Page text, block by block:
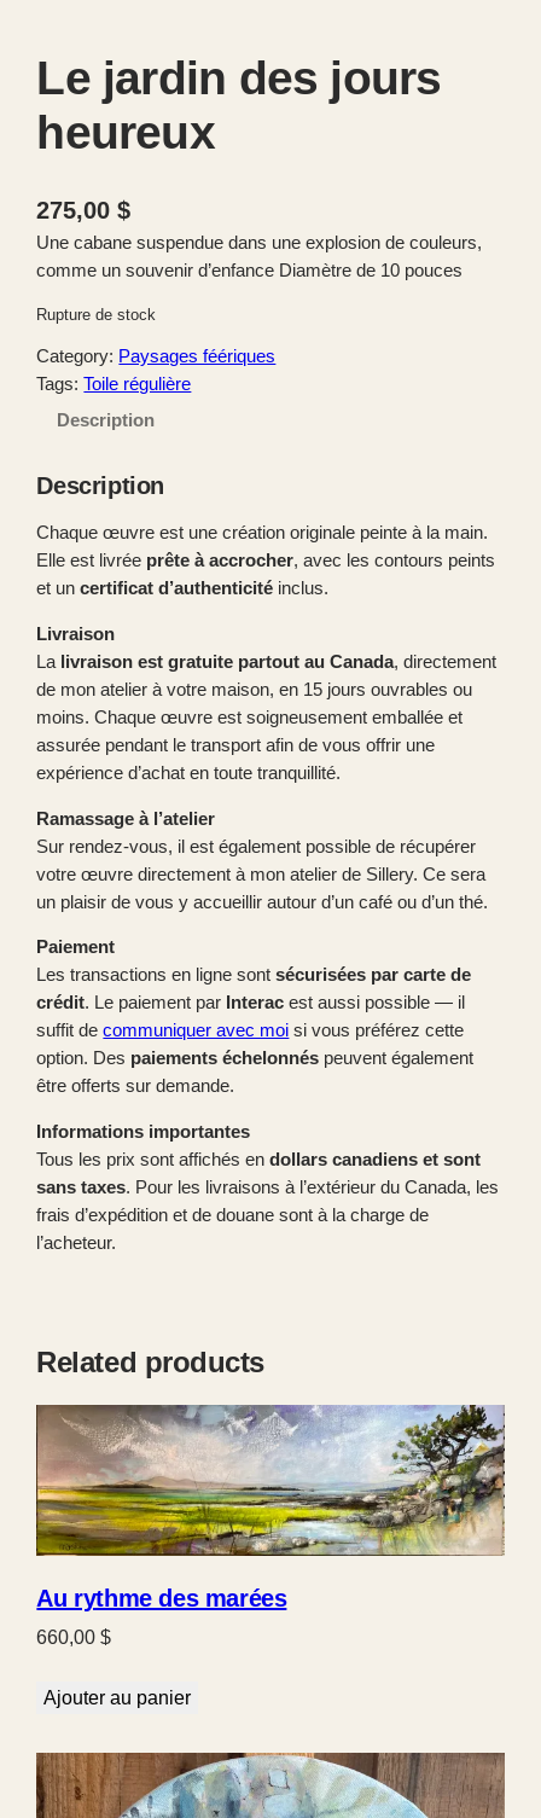
Le jardin des jours
heureux
275,00$
Une cabane suspendue dans une explosion de couleurs,
comme un souvenir d’enfance Diamètre de 10 pouces
Rupture de stock
Category: Paysages féériques
Tags:Toile régulière
Description
Description
Chaque œuvre est une création originale peinte à la main.
Elle est livrée prête à accrocher, avec les contours peints
et uncertificat d’authenticité inclus.
Livraison
La livraison est gratuite partout au Canada, directement
de mon atelier à votre maison, en 15 jours ouvrables ou
moins. Chaque œuvre est soigneusement emballée et
assurée pendant le transport afin de vous offrir une
expérience d’achat en toute tranquillité.
Ramassage à l’atelier
Sur rendez-vous, il est également possible de récupérer
votre œuvre directement à mon atelier de Sillery. Ce sera
un plaisir de vous y accueillir autour d’un café ou d’un thé.
Paiement
Les transactions en ligne sontsécurisées par carte de
crédit. Le paiement par Interac est aussi possible — il
suffit decommuniquer avec moi si vous préférez cette
option. Des paiements échelonnés peuvent également
être offerts sur demande.
Informations importantes
Tous les prix sont affichés endollars canadiens et sont
sans taxes. Pour les livraisons à l’extérieur du Canada, les
frais d’expédition et de douane sont à la charge de
l’acheteur.
Related products
Au rythme des marées
660,00$
Ajouter au panier